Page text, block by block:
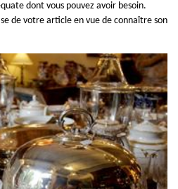
dont vous pouvez avoir besoin.
de votre article en vue de connaître son